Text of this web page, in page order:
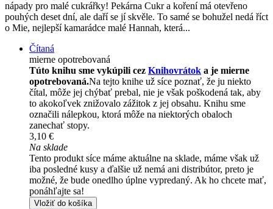
nápady pro malé cukrářky! Pekárna Cukr a koření má otevřeno
pouhých deset dní, ale daří se jí skvěle. To samé se bohužel nedá říct
o Mie, nejlepší kamarádce malé Hannah, která...
Čítaná
mierne opotrebovaná
Túto knihu sme vykúpili cez Knihovrátok a je mierne
opotrebovaná.Na tejto knihe už síce poznať, že ju niekto
čítal, môže jej chýbať prebal, nie je však poškodená tak, aby
to akokoľvek znižovalo zážitok z jej obsahu. Knihu sme
označili nálepkou, ktorá môže na niektorých obaloch
zanechať stopy.
3,10 €
Na sklade
Tento produkt síce máme aktuálne na sklade, máme však už
iba posledné kusy a ďalšie už nemá ani distribútor, preto je
možné, že bude onedlho úplne vypredaný. Ak ho chcete mať,
ponáhľajte sa!
Vložiť do košíka